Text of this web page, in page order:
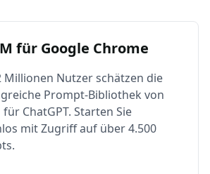
für Google Chrome
Millionen Nutzer schätzen die
Prompt-Bibliothek von
für ChatGPT. Starten Sie
mit Zugriff auf über 4.500